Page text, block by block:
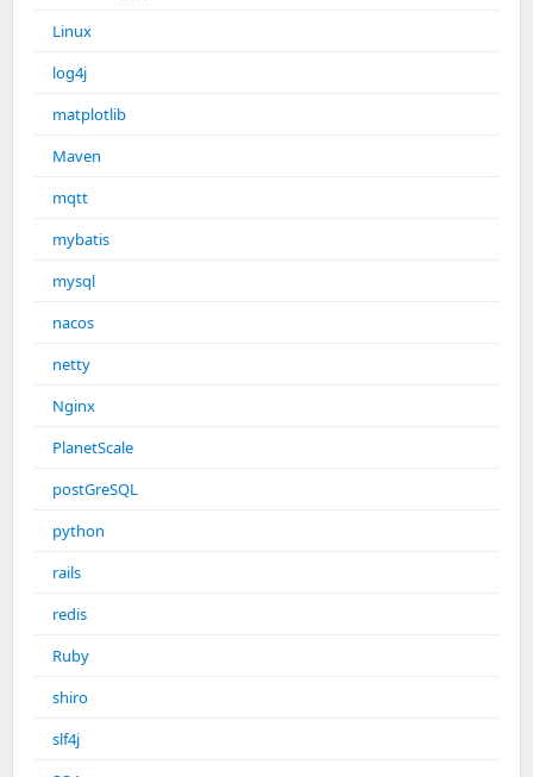
Linux
log4j
matplotlib
Maven
mqtt
mybatis
mysql
nacos
netty
Nginx
PlanetScale
postGreSQL
python
rails
redis
Ruby
shiro
slf4j